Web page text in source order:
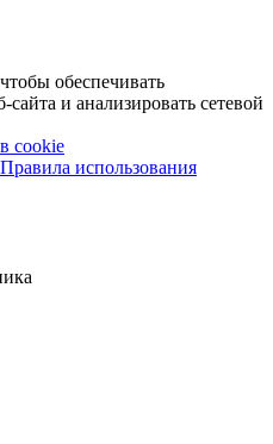
обеспечивать
и анализировать сетевой
cookie
Правила использования